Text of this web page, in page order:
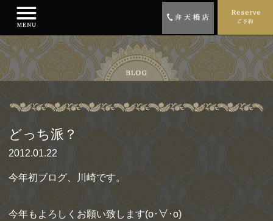
どっち派？
2012.01.22
今年初ブログ、川崎です。
今年もよろしくお願い致します(o･∀･o)